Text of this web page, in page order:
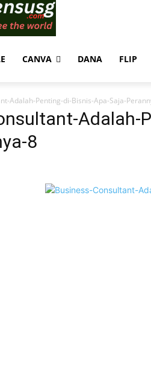
CANVA DANA FLIP
Adalah-Penting-di-Bisnis-Apa-Saja-
Adalah-
8